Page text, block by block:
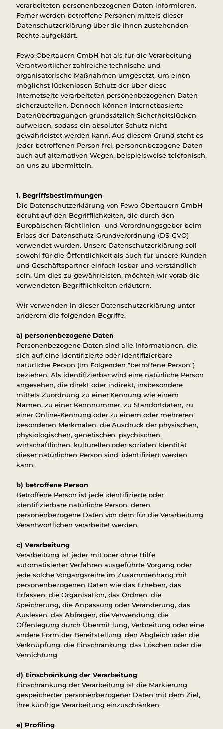
verarbeiteten personenbezogenen Daten informieren.
Ferner werden betroffene Personen mittels dieser
Datenschutzerklärung über die ihnen zustehenden
Rechte aufgeklärt.
Fewo Obertauern GmbH hat als für die Verarbeitung
Verantwortlicher zahlreiche technische und
organisatorische Maßnahmen umgesetzt, um einen
möglichst lückenlosen Schutz der über diese
Internetseite verarbeiteten personenbezogenen Daten
sicherzustellen. Dennoch können internetbasierte
Datenübertragungen grundsätzlich Sicherheitslücken
aufweisen, sodass ein absoluter Schutz nicht
gewährleistet werden kann. Aus diesem Grund steht es
jeder betroffenen Person frei, personenbezogene Daten
auch auf alternativen Wegen, beispielsweise telefonisch,
an uns zu übermitteln.
1. Begriffsbestimmungen
Die Datenschutzerklärung von Fewo Obertauern GmbH
beruht auf den Begrifflichkeiten, die durch den
Europäischen Richtlinien- und Verordnungsgeber beim
Erlass der Datenschutz-Grundverordnung (DS-GVO)
verwendet wurden. Unsere Datenschutzerklärung soll
sowohl für die Öffentlichkeit als auch für unsere Kunden
und Geschäftspartner einfach lesbar und verständlich
sein. Um dies zu gewährleisten, möchten wir vorab die
verwendeten Begrifflichkeiten erläutern.
Wir verwenden in dieser Datenschutzerklärung unter
anderem die folgenden Begriffe:
a) personenbezogene Daten
Personenbezogene Daten sind alle Informationen, die
sich auf eine identifizierte oder identifizierbare
natürliche Person (im Folgenden "betroffene Person")
beziehen. Als identifizierbar wird eine natürliche Person
angesehen, die direkt oder indirekt, insbesondere
mittels Zuordnung zu einer Kennung wie einem
Namen, zu einer Kennnummer, zu Standortdaten, zu
einer Online-Kennung oder zu einem oder mehreren
besonderen Merkmalen, die Ausdruck der physischen,
physiologischen, genetischen, psychischen,
wirtschaftlichen, kulturellen oder sozialen Identität
dieser natürlichen Person sind, identifiziert werden
kann.
b) betroffene Person
Betroffene Person ist jede identifizierte oder
identifizierbare natürliche Person, deren
personenbezogene Daten von dem für die Verarbeitung
Verantwortlichen verarbeitet werden.
c) Verarbeitung
Verarbeitung ist jeder mit oder ohne Hilfe
automatisierter Verfahren ausgeführte Vorgang oder
jede solche Vorgangsreihe im Zusammenhang mit
personenbezogenen Daten wie das Erheben, das
Erfassen, die Organisation, das Ordnen, die
Speicherung, die Anpassung oder Veränderung, das
Auslesen, das Abfragen, die Verwendung, die
Offenlegung durch Übermittlung, Verbreitung oder eine
andere Form der Bereitstellung, den Abgleich oder die
Verknüpfung, die Einschränkung, das Löschen oder die
Vernichtung.
d) Einschränkung der Verarbeitung
Einschränkung der Verarbeitung ist die Markierung
gespeicherter personenbezogener Daten mit dem Ziel,
ihre künftige Verarbeitung einzuschränken.
e) Profiling